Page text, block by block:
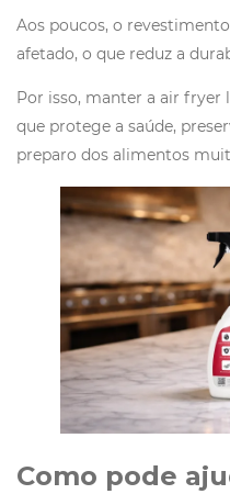
Aos poucos, o
afetado, o que reduz a
Por isso, manter a air fryer
que protege a saúde,
preparo dos alimentos
Como pode